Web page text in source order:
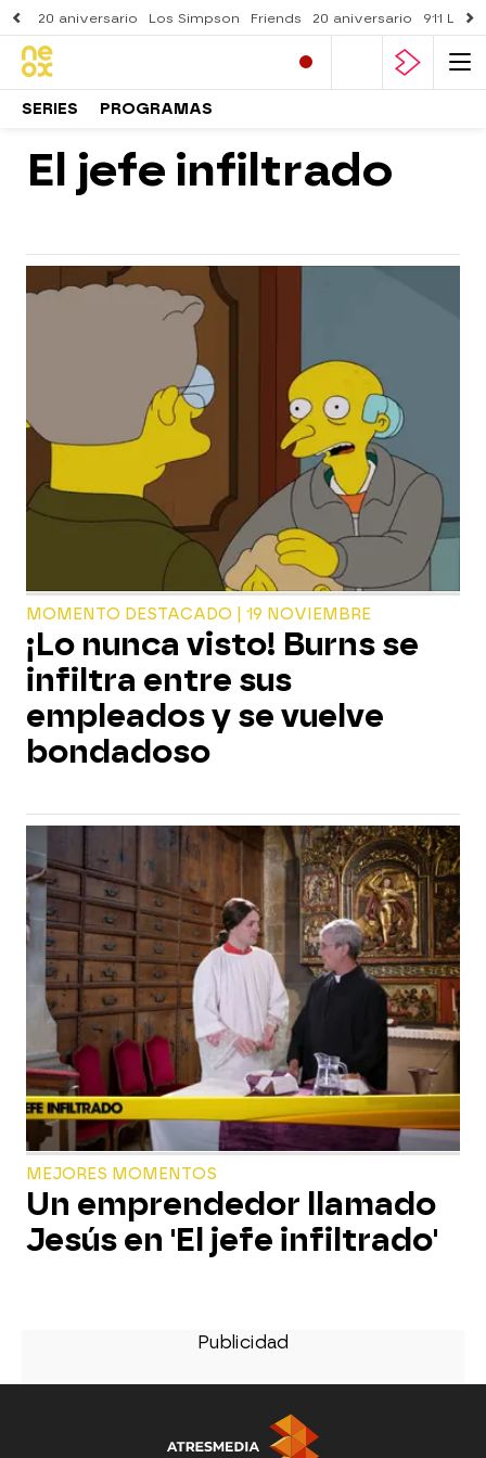
20 aniversario Los Simpson Friends 20 aniversario 911
SERIES PROGRAMAS
El jefe infiltrado
MOMENTO DESTACADO | 19 NOVIEMBRE
¡Lo nunca visto! Burns se
infiltra entre sus
empleados y se vuelve
bondadoso
MEJORES MOMENTOS
Un emprendedor llamado
Jesús en 'El jefe infiltrado'